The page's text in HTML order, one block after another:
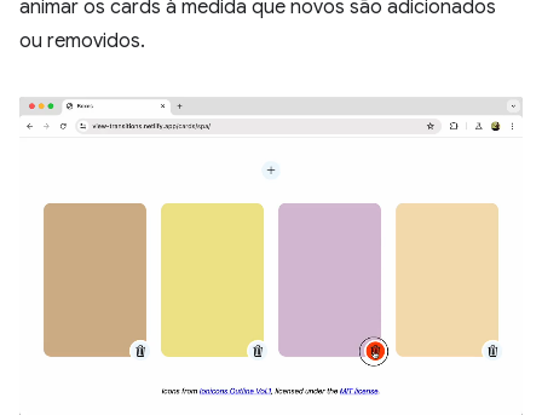
animar os cards à medida que novos são adicionados
ou removidos.